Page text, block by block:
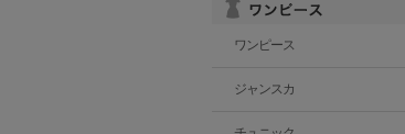
ワンピース
ジャンスカ